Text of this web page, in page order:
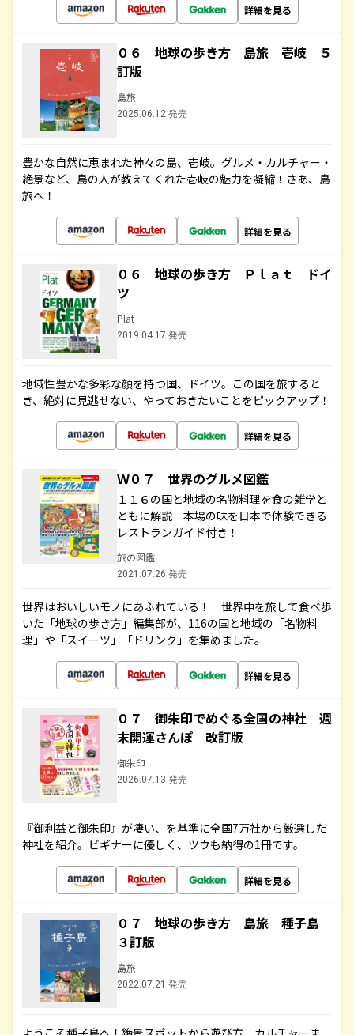
詳細を見る
０６ 地球の歩き方 島旅 壱岐 ５
訂版
島旅
2025.06.12 発売
豊かな自然に恵まれた神々の島、壱岐。グルメ・カルチャー・
絶景など、島の人が教えてくれた壱岐の魅力を凝縮！さあ、島
旅へ！
詳細を見る
０６ 地球の歩き方 Ｐｌａｔ ドイ
ツ
Plat
2019.04.17 発売
地域性豊かな多彩な顔を持つ国、ドイツ。この国を旅すると
き、絶対に見逃せない、やっておきたいことをピックアップ！
詳細を見る
Ｗ０７ 世界のグルメ図鑑
１１６の国と地域の名物料理を食の雑学と
ともに解説 本場の味を日本で体験できる
レストランガイド付き！
旅の図鑑
2021.07.26 発売
世界はおいしいモノにあふれている！ 世界中を旅して食べ歩
いた「地球の歩き方」編集部が、116の国と地域の「名物料
理」や「スイーツ」「ドリンク」を集めました。
詳細を見る
０７ 御朱印でめぐる全国の神社 週
末開運さんぽ 改訂版
御朱印
2026.07.13 発売
『御利益と御朱印』が凄い、を基準に全国7万社から厳選した
神社を紹介。ビギナーに優しく、ツウも納得の1冊です。
詳細を見る
０７ 地球の歩き方 島旅 種子島
３訂版
島旅
2022.07.21 発売